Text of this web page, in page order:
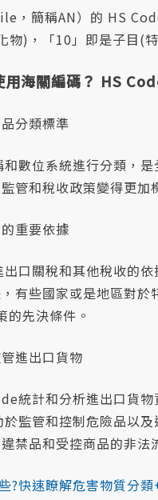
，簡稱AN）的 HS
物)，「10」即是子目(
海關編碼？ HS
分類標準
數位系統進行分類，
管和稅收政策變得更加
重要依據
口關稅和其他稅收的
有些國家或是地區對
先決條件。
進出口貨物
統計和分析進出口貨
監管和控制危險品以
禁品和受控商品的非法
?快速瞭解危害物質分